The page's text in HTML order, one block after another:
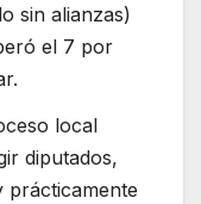
sin alianzas)
el 7 por
local
diputados,
prácticamente